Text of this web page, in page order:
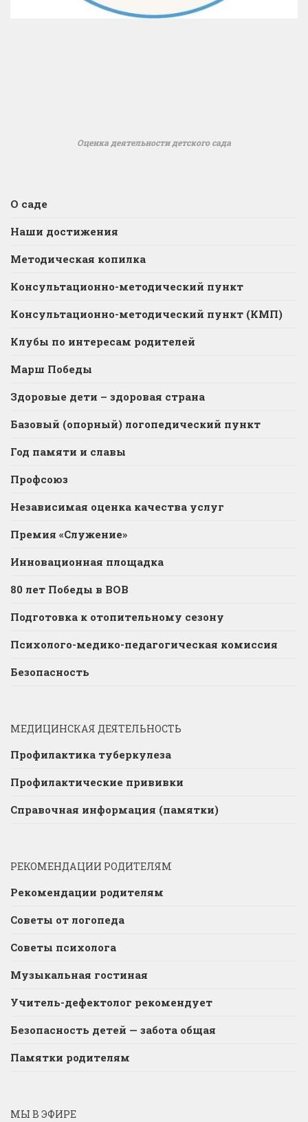
Оценка деятельности детского сада
О саде
Наши достижения
Методическая копилка
Консультационно-методический пункт
Консультационно-методический пункт (КМП)
Клубы по интересам родителей
Марш Победы
Здоровые дети – здоровая страна
Базовый (опорный) логопедический пункт
Год памяти и славы
Профсоюз
Независимая оценка качества услуг
Премия «Служение»
Инновационная площадка
80 лет Победы в ВОВ
Подготовка к отопительному сезону
Психолого-медико-педагогическая комиссия
Безопасность
МЕДИЦИНСКАЯ ДЕЯТЕЛЬНОСТЬ
Профилактика туберкулеза
Профилактические прививки
Справочная информация (памятки)
РЕКОМЕНДАЦИИ РОДИТЕЛЯМ
Рекомендации родителям
Советы от логопеда
Советы психолога
Музыкальная гостиная
Учитель-дефектолог рекомендует
Безопасность детей — забота общая
Памятки родителям
МЫ В ЭФИРЕ